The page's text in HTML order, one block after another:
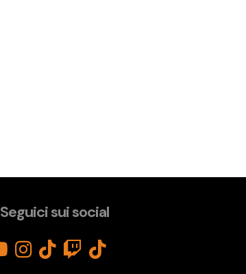
Seguici sui social